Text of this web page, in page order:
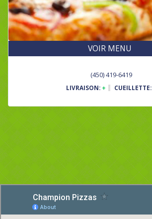
VOIR MENU
(450) 419-6419
LIVRAISON: + CUEILLETTE: